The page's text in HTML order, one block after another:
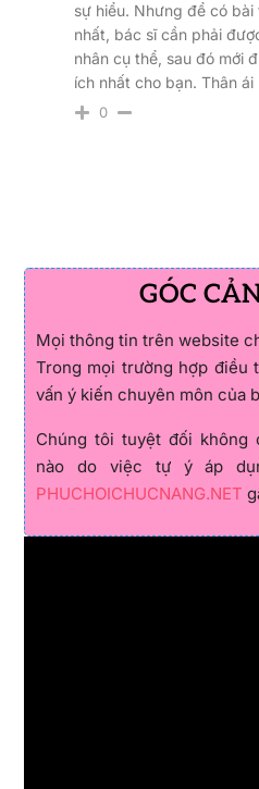
sự hiểu. Nhưng để có
nhất, bác sĩ cần phải
nhân cụ thể, sau đó mới
ích nhất cho bạn. Thân ái
0
GÓC
Mọi thông tin trên website
Trong mọi trường hợp điều
vấn ý kiến chuyên môn của
Chúng tôi tuyệt đối không
nào do việc tự ý áp
PHUCHOICHUCNANG.NET